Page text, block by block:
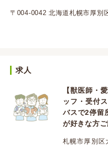
〒004-0042 北海道札幌市厚別
求人
【獣医師・
ッフ・受付
バスで2停留
が好きな方ご
札幌市厚別区